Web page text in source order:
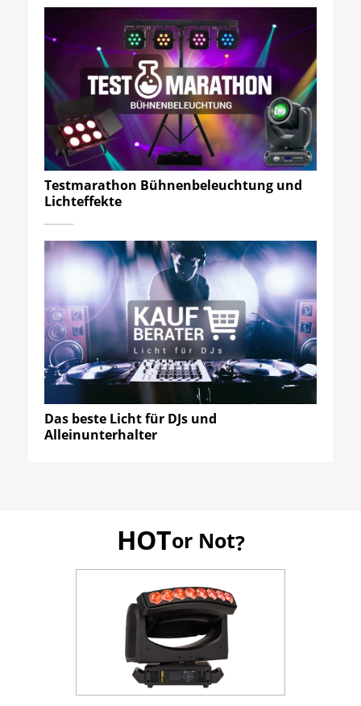
Testmarathon Bühnenbeleuchtung und
Lichteffekte
Das beste Licht für DJs und
Alleinunterhalter
HOTor Not?